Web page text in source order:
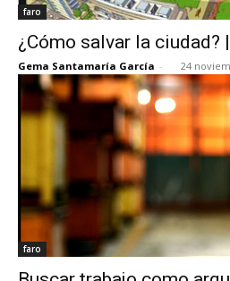
faro
¿Cómo salvar la ciudad?
Gema Santamaría García - 24
faro